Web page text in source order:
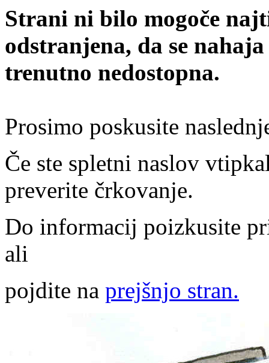
Strani ni bilo mogoče
odstranjena, da se
trenutno nedostopna.
Prosimo poskusite
Če ste spletni naslov
preverite črkovanje.
Do informacij poizkusite
ali
pojdite na prejšnjo stran.